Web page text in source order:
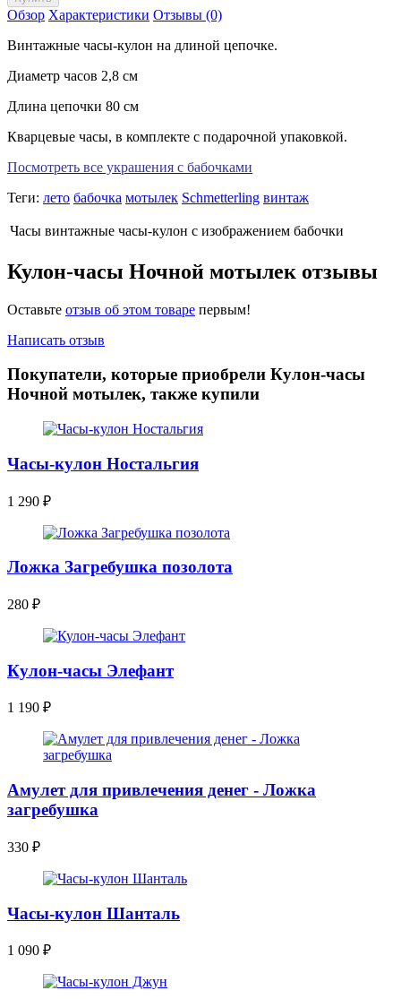
Обзор Характеристики Отзывы (0)
Винтажные часы-кулон на длиной цепочке.
Диаметр часов 2,8 см
Длина цепочки 80 см
Кварцевые часы, в комплекте с подарочной упаковкой.
Посмотреть все украшения с бабочками
Теги: лето бабочка мотылек Schmetterling винтаж
Часы винтажные часы-кулон с изображением бабочки
Кулон-часы Ночной мотылек отзывы
Оставьте отзыв об этом товаре первым!
Написать отзыв
Покупатели, которые приобрели Кулон-часы
Ночной мотылек, также купили
Часы-кулон Ностальгия
1 290 ₽
Ложка Загребушка позолота
280 ₽
Кулон-часы Элефант
1 190 ₽
Амулет для привлечения денег - Ложка
загребушка
330 ₽
Часы-кулон Шанталь
1 090 ₽